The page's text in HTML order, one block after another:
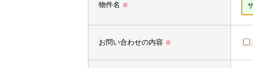
物件名 ※
お問い合わせの内容 ※